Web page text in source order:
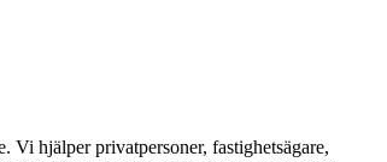
hjälper privatpersoner, fastighetsägare,